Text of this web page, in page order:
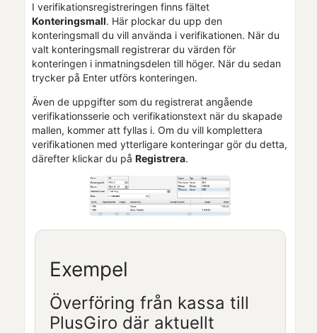
I verifikationsregistreringen finns fältet
Konteringsmall. Här plockar du upp den
konteringsmall du vill använda i verifikationen. När du
valt konteringsmall registrerar du värden för
konteringen i inmatningsdelen till höger. När du sedan
trycker på Enter utförs konteringen.
Även de uppgifter som du registrerat angående
verifikationsserie och verifikationstext när du skapade
mallen, kommer att fyllas i. Om du vill komplettera
verifikationen med ytterligare konteringar gör du detta,
därefter klickar du på Registrera.
Exempel
Överföring från kassa till
PlusGiro där aktuellt